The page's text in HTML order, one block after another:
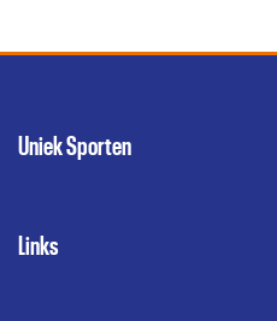
Uniek Sporten
Links